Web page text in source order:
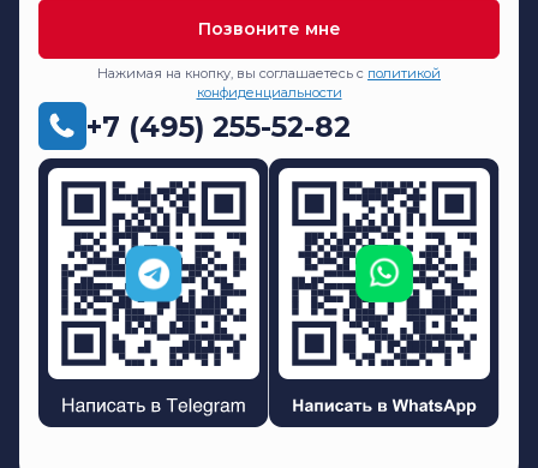
+7 (495) 255-52-82
Позвоните мне
Нажимая на кнопку, вы соглашаетесь с политикой
конфиденциальности